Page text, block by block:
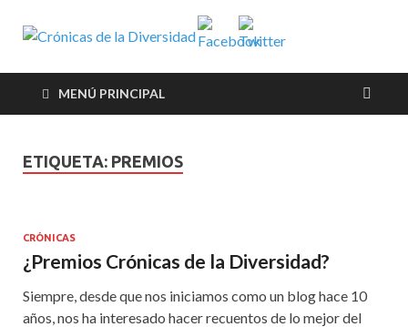
Crónicas de
la
sobre temas de cultura LGTB+
MENÚ PRINCIPAL
ETIQUETA: PREMIOS
CRÓNICAS
¿Premios Crónicas de la Diversidad?
Siempre, desde que nos iniciamos como un blog hace 10
años, nos ha interesado hacer recuentos de lo mejor del